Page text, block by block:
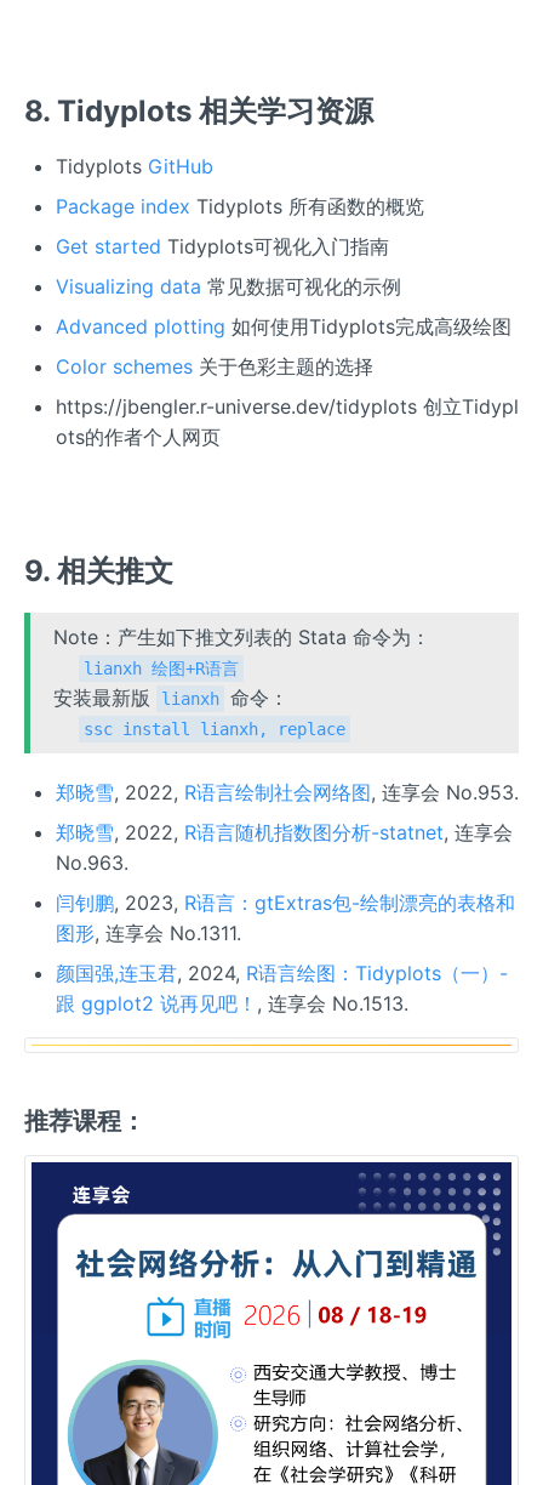
8. Tidyplots 相关学习资源
Tidyplots GitHub
Package index Tidyplots 所有函数的概览
Get started Tidyplots可视化入门指南
Visualizing data 常见数据可视化的示例
Advanced plotting 如何使用Tidyplots完成高级绘图
Color schemes关于色彩主题的选择
https://jbengler.r-universe.dev/tidyplots 创立Tidypl
ots的作者个人网页
9. 相关推文
Note：产生如下推文列表的 Stata 命令为：
lianxh 绘图+R语言
安装最新版 lianxh 命令：
ssc install lianxh, replace
郑晓雪, 2022, R语言绘制社会网络图, 连享会 No.953.
郑晓雪, 2022, R语言随机指数图分析-statnet, 连享会
No.963.
闫钊鹏, 2023, R语言：gtExtras包-绘制漂亮的表格和
图形, 连享会 No.1311.
颜国强,连玉君, 2024, R语言绘图：Tidyplots（一）-
跟 ggplot2 说再见吧！ , 连享会 No.1513.
推荐课程：